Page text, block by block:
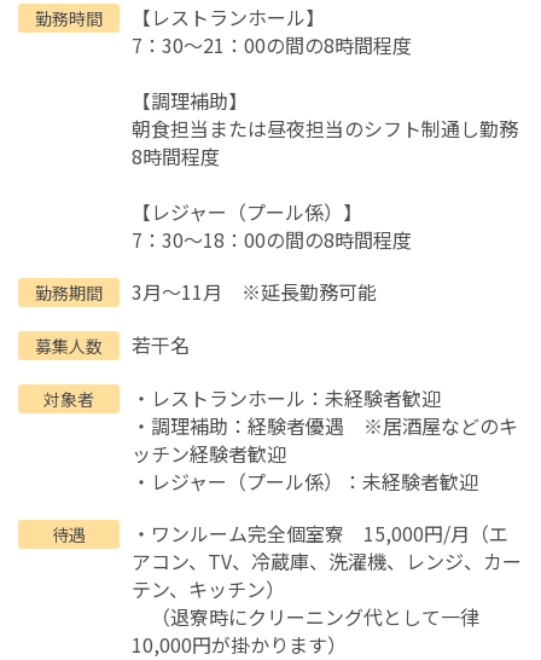
勤務時間
【レストランホール】
7：30～21：00の間の8時間程度
【調理補助】
朝食担当または昼夜担当のシフト制通し勤務
8時間程度
【レジャー（プール係）】
7：30～18：00の間の8時間程度
勤務期間 3月～11月 ※延長勤務可能
募集人数 若干名
対象者
・レストランホール：未経験者歓迎
・調理補助：経験者優遇 ※居酒屋などのキ
ッチン経験者歓迎
・レジャー（プール係）：未経験者歓迎
待遇
・ワンルーム完全個室寮 15,000円/月（エ
アコン、TV、冷蔵庫、洗濯機、レンジ、カー
テン、キッチン）
（退寮時にクリーニング代として一律
10,000円が掛かります）